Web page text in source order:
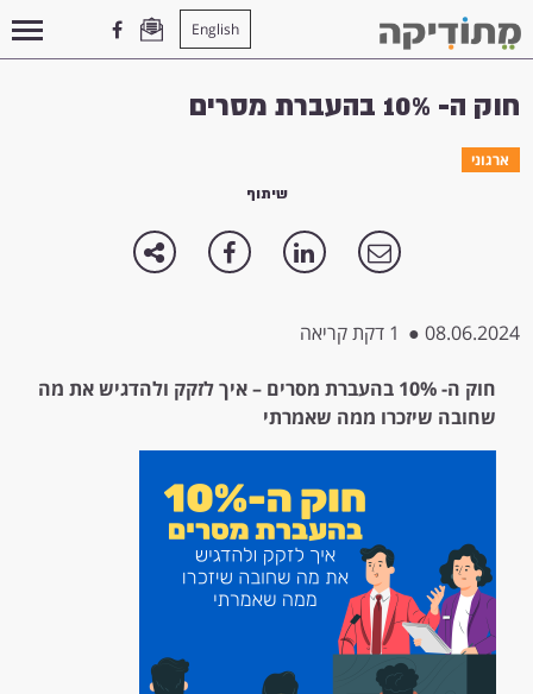
English
עמוד הבית>ארגוני> חוק ה- 10% בהעברת מסרים
חוק ה- 10% בהעברת מסרים
ארגוני
שיתוף
08.06.2024
● 1 דקת קריאה
חוק ה- 10% בהעברת מסרים –איך לזקק ולהדגיש את מה
שחובה שיזכרו ממה שאמרתי